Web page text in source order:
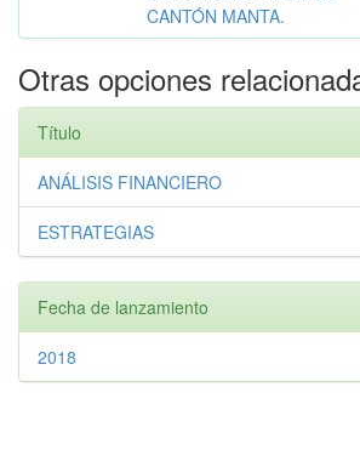
CANTÓN MANTA.
Otras opciones
Título
ANÁLISIS FINANCIERO
ESTRATEGIAS
Fecha de lanzamiento
2018